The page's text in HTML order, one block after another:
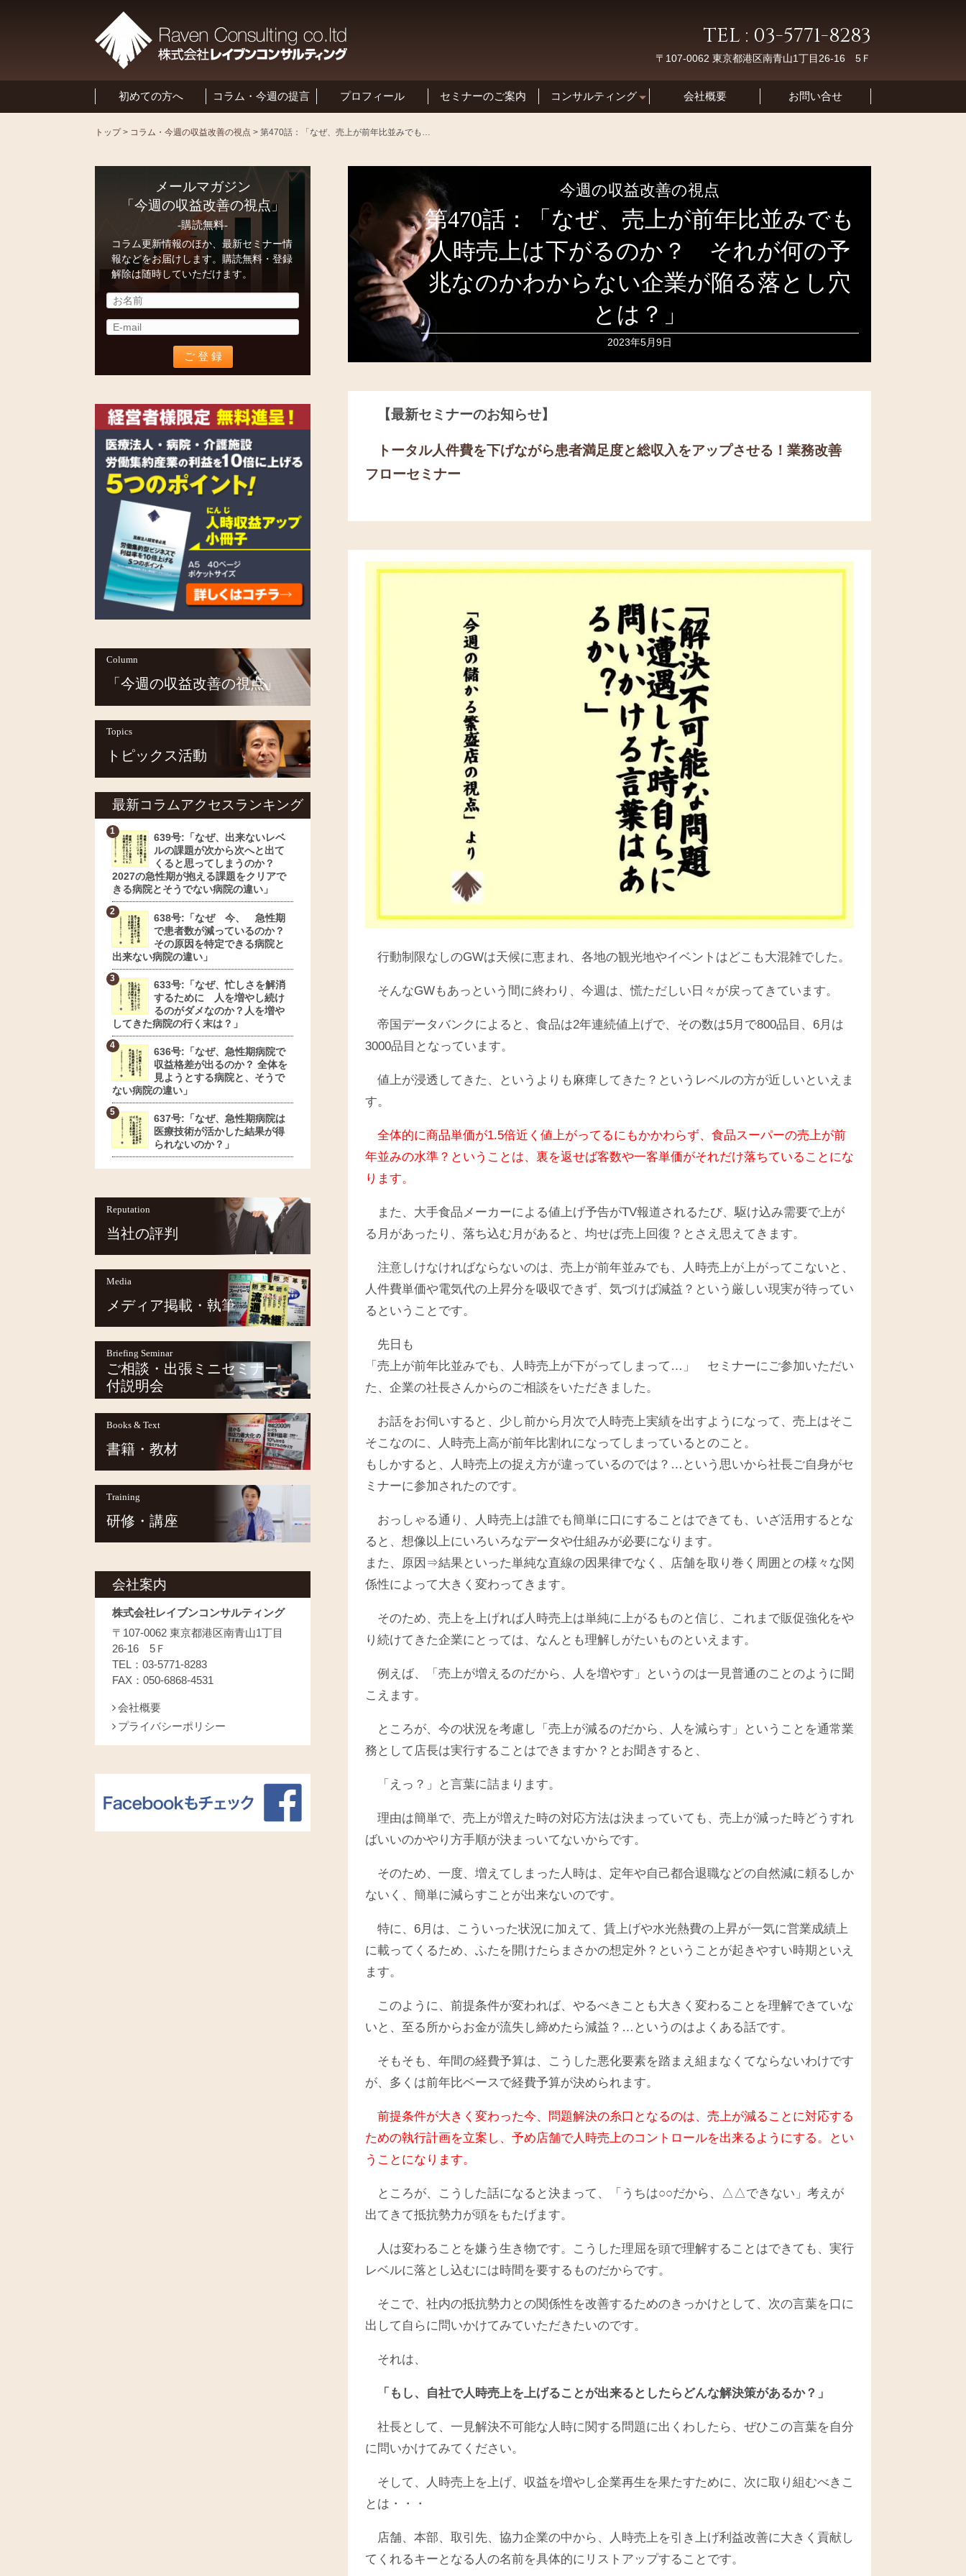
TEL : 03-5771-8283
〒107-0062 東京都港区南青山1丁目26-16 5Ｆ
初めての方へ コラム・今週の提言 プロフィール セミナーのご案内
コンサルティング
基本方針と特長
会社概要 お問い合せ
トップ> コラム・今週の収益改善の視点 > 第470話：「なぜ、売上が前年比並みでも人時売上は下がるのか？ それが何の予兆なのかわからない企業が陥る落とし穴とは？」
今週の収益改善の視点
第470話：「なぜ、売上が前年比並みでも
人時売上は下がるのか？ それが何の予
兆なのかわからない企業が陥る落とし穴
とは？」
2023年5月9日
【最新セミナーのお知らせ】
トータル人件費を下げながら患者満足度と総収入をアップさせる！ 業務改善
フローセミナー
行動制限なしのGWは天候に恵まれ、各地の観光地やイベントはどこも大混雑でした。
そんなGWもあっという間に終わり、今週は、慌ただしい日々が戻ってきています。
帝国データバンクによると、食品は2年連続値上げで、その数は5月で800品目、6月は
3000品目となっています。
値上が浸透してきた、というよりも麻痺してきた？というレベルの方が近しいといえま
す。
全体的に商品単価が1.5倍近く値上がってるにもかかわらず、食品スーパーの売上が前
年並みの水準？ということは、裏を返せば客数や一客単価がそれだけ落ちていることにな
ります。
また、大手食品メーカーによる値上げ予告がTV報道されるたび、駆け込み需要で上が
る月があったり、落ち込む月があると、均せば売上回復？とさえ思えてきます。
注意しけなければならないのは、売上が前年並みでも、人時売上が上がってこないと、
人件費単価や電気代の上昇分を吸収できず、気づけば減益？という厳しい現実が待ってい
るということです。
先日も
「売上が前年比並みでも、人時売上が下がってしまって…」 セミナーにご参加いただい
た、企業の社長さんからのご相談をいただきました。
お話をお伺いすると、少し前から月次で人時売上実績を出すようになって、売上はそこ
そこなのに、人時売上高が前年比割れになってしまっているとのこと。
もしかすると、人時売上の捉え方が違っているのでは？…という思いから社長ご自身がセ
ミナーに参加されたのです。
おっしゃる通り、人時売上は誰でも簡単に口にすることはできても、いざ活用するとな
ると、想像以上にいろいろなデータや仕組みが必要になります。
また、原因⇒結果といった単純な直線の因果律でなく、店舗を取り巻く周囲との様々な関
係性によって大きく変わってきます。
そのため、売上を上げれば人時売上は単純に上がるものと信じ、これまで販促強化をや
り続けてきた企業にとっては、なんとも理解しがたいものといえます。
例えば、「売上が増えるのだから、人を増やす」というのは一見普通のことのように聞
こえます。
ところが、今の状況を考慮し「売上が減るのだから、人を減らす」ということを通常業
務として店長は実行することはできますか？とお聞きすると、
「えっ？」と言葉に詰まります。
理由は簡単で、売上が増えた時の対応方法は決まっていても、売上が減った時どうすれ
ばいいのかやり方手順が決まっいてないからです。
そのため、一度、増えてしまった人時は、定年や自己都合退職などの自然減に頼るしか
ないく、簡単に減らすことが出来ないのです。
特に、6月は、こういった状況に加えて、賃上げや水光熱費の上昇が一気に営業成績上
に載ってくるため、ふたを開けたらまさかの想定外？ということが起きやすい時期といえ
ます。
このように、前提条件が変われば、やるべきことも大きく変わることを理解できていな
いと、至る所からお金が流失し締めたら減益？…というのはよくある話です。
そもそも、年間の経費予算は、こうした悪化要素を踏まえ組まなくてならないわけです
が、多くは前年比ベースで経費予算が決められます。
前提条件が大きく変わった今、問題解決の糸口となるのは、売上が減ることに対応する
ための執行計画を立案し、予め店舗で人時売上のコントロールを出来るようにする。とい
うことになります。
ところが、こうした話になると決まって、「うちは○○だから、△△できない」考えが
出てきて抵抗勢力が頭をもたげます。
人は変わることを嫌う生き物です。こうした理屈を頭で理解することはできても、実行
レベルに落とし込むには時間を要するものだからです。
そこで、社内の抵抗勢力との関係性を改善するためのきっかけとして、次の言葉を口に
出して自らに問いかけてみていただきたいのです。
それは、
「もし、自社で人時売上を上げることが出来るとしたらどんな解決策があるか？」
社長として、一見解決不可能な人時に関する問題に出くわしたら、ぜひこの言葉を自分
に問いかけてみてください。
そして、人時売上を上げ、収益を増やし企業再生を果たすために、次に取り組むべきこ
とは・・・
店舗、本部、取引先、協力企業の中から、人時売上を引き上げ利益改善に大きく貢献し
てくれるキーとなる人の名前を具体的にリストアップすることです。
メールマガジン
「今週の収益改善の視点」
-購読無料-
コラム更新情報のほか、最新セミナー情
報などをお届けします。購読無料・登録
解除は随時していただけます。
Column
「今週の収益改善の視点」
Topics
トピックス活動
最新コラムアクセスランキング
639号:「なぜ、出来ないレベ
ルの課題が次から次へと出て
くると思ってしまうのか？
2027の急性期が抱える課題をクリアで
きる病院とそうでない病院の違い」
638号:「なぜ 今、 急性期
で患者数が減っているのか？
その原因を特定できる病院と
出来ない病院の違い」
633号:「なぜ、忙しさを解消
するために 人を増やし続け
るのがダメなのか？人を増や
してきた病院の行く末は？」
636号:「なぜ、急性期病院で
収益格差が出るのか？ 全体を
見ようとする病院と、そうで
ない病院の違い」
637号:「なぜ、急性期病院は
医療技術が活かした結果が得
られないのか？」
Reputation
当社の評判
Media
メディア掲載・執筆
Briefing Seminar
ご相談・出張ミニセミナー
付説明会
Books & Text
書籍・教材
Training
研修・講座
会社案内
株式会社レイブンコンサルティング
〒107-0062 東京都港区南青山1丁目
26-16 5Ｆ
TEL：03-5771-8283
FAX：050-6868-4531
会社概要
プライバシーポリシー